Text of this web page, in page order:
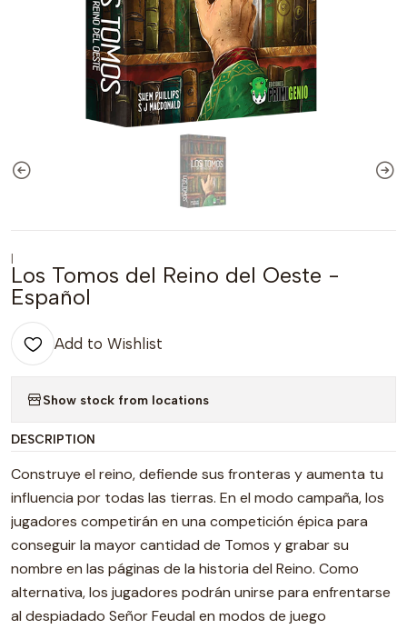
|
Los Tomos del Reino del Oeste -
Español
Add to Wishlist
Show stock from locations
DESCRIPTION
Construye el reino, defiende sus fronteras y aumenta tu
influencia por todas las tierras. En el modo campaña, los
jugadores competirán en una competición épica para
conseguir la mayor cantidad de Tomos y grabar su
nombre en las páginas de la historia del Reino. Como
alternativa, los jugadores podrán unirse para enfrentarse
al despiadado Señor Feudal en modos de juego